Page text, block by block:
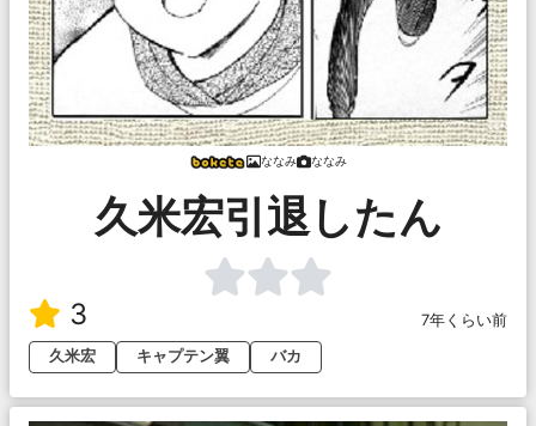
ななみ ななみ
久米宏引退したん
3
7年くらい前
久米宏
キャプテン翼 バカ